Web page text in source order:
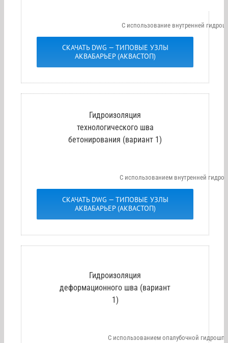
С использование внутренней
СКАЧАТЬ DWG — ТИПОВЫЕ УЗЛЫ
АКВАБАРЬЕР (АКВАСТОП)
Гидроизоляция
технологического шва
бетонирования (вариант 1)
С использованием внутренней
СКАЧАТЬ DWG — ТИПОВЫЕ УЗЛЫ
АКВАБАРЬЕР (АКВАСТОП)
Гидроизоляция
деформационного шва (вариант
1)
С использованием опалубочной